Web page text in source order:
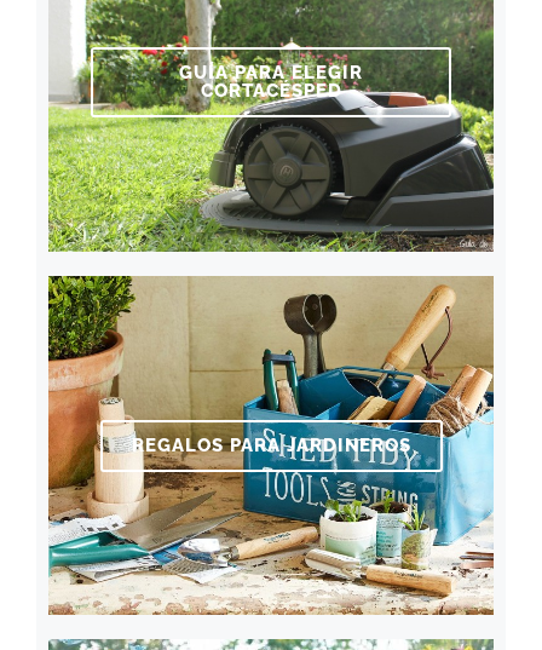
GUÍA PARA ELEGIR
CORTACÉSPED
REGALOS PARA JARDINEROS